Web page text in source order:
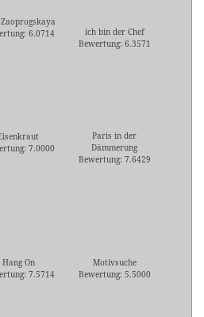
6.0714
ich bin der Chef
Bewertung: 6.3571
7.0000
Paris in der
Dämmerung
Bewertung: 7.6429
Hang On
7.5714
Motivsuche
Bewertung: 5.5000